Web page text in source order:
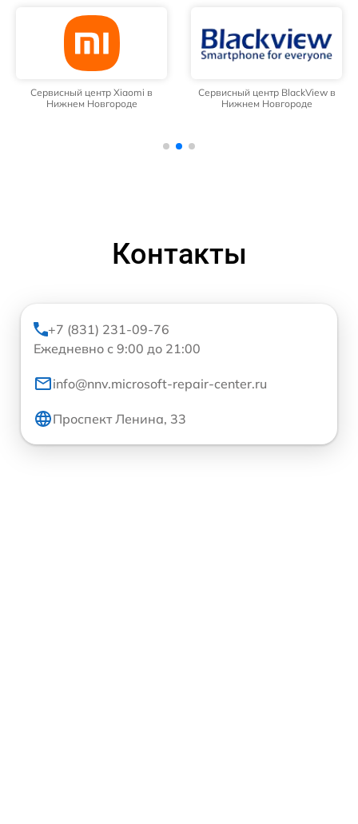
Сервисный центр Xiaomi в
Нижнем Новгороде
Сервисный центр BlackView в
Нижнем Новгороде
Контакты
+7 (831) 231-09-76
Ежедневно с 9:00 до 21:00
info@nnv.microsoft-repair-center.ru
Проспект Ленина, 33